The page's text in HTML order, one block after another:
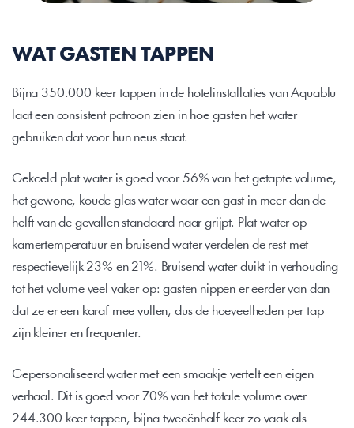
WAT GASTEN TAPPEN
Bijna 350.000 keer tappen in de hotelinstallaties van Aquablu
laat een consistent patroon zien in hoe gasten het water
gebruiken dat voor hun neus staat.
Gekoeld plat water is goed voor 56% van het getapte volume,
het gewone, koude glas water waar een gast in meer dan de
helft van de gevallen standaard naar grijpt. Plat water op
kamertemperatuur en bruisend water verdelen de rest met
respectievelijk 23% en 21%. Bruisend water duikt in verhouding
tot het volume veel vaker op: gasten nippen er eerder van dan
dat ze er een karaf mee vullen, dus de hoeveelheden per tap
zijn kleiner en frequenter.
Gepersonaliseerd water met een smaakje vertelt een eigen
verhaal. Dit is goed voor 70% van het totale volume over
244.300 keer tappen, bijna tweeënhalf keer zo vaak als